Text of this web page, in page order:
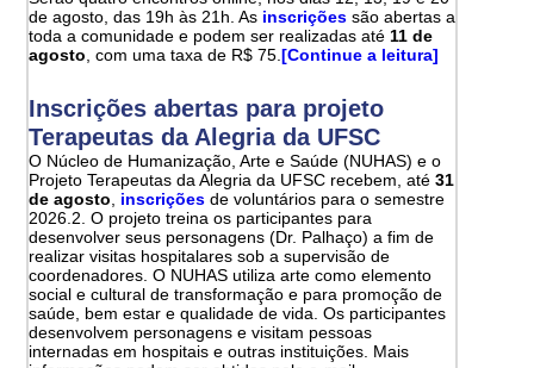
de agosto, das 19h às 21h. As inscrições são abertas a
toda a comunidade e podem ser realizadas até 11 de
agosto , com uma taxa de R$ 75.[Continue a leitura]
Inscrições abertas para projeto
Terapeutas da Alegria da UFSC
O Núcleo de Humanização, Arte e Saúde (NUHAS) e o
Projeto Terapeutas da Alegria da UFSC recebem, até31
de agosto
inscrições de voluntários para o semestre
2026.2. O projeto treina os participantes para
desenvolver seus personagens (Dr. Palhaço) a fim de
realizar visitas hospitalares sob a supervisão de
coordenadores. O NUHAS utiliza arte como elemento
social e cultural de transformação e para promoção de
saúde, bem estar e qualidade de vida. Os participantes
desenvolvem personagens e visitam pessoas
internadas em hospitais e outras instituições. Mais